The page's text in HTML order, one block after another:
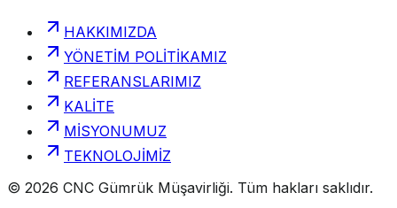
HAKKIMIZDA
YÖNETİM POLİTİKAMIZ
REFERANSLARIMIZ
KALİTE
MİSYONUMUZ
TEKNOLOJİMİZ
© 2026 CNC Gümrük Müşavirliği. Tüm hakları saklıdır.